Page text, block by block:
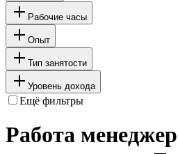
Рабочие часы
Опыт
Тип занятости
Уровень дохода
Ещё фильтры
Работа